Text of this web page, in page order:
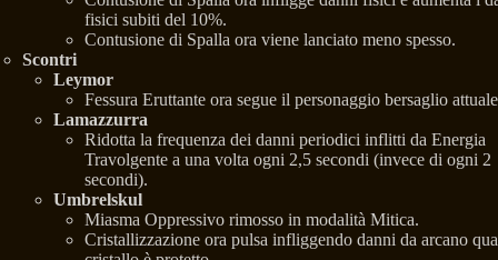
fisici subiti del 10%.
Contusione di Spalla ora viene lanciato meno spesso.
Scontri
Leymor
Fessura Eruttante ora segue il personaggio bersaglio
Lamazzurra
Ridotta la frequenza dei danni periodici inflitti da Energia
Travolgente a una volta ogni 2,5 secondi (invece di ogni 2
secondi).
Umbrelskul
Miasma Oppressivo rimosso in modalità Mitica.
Cristallizzazione ora pulsa infliggendo danni da arcano